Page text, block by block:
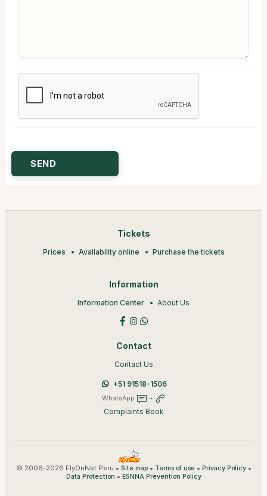
Tickets
Prices Availability online Purchase the tickets
Information
Information Center About Us
Contact
Contact Us
+51 91518-1506
WhatsApp +
Complaints Book
© 2006-2026 FlyOnNet Peru • Site map• Terms of use• Privacy Policy•
Data Protection • ESNNA Prevention Policy